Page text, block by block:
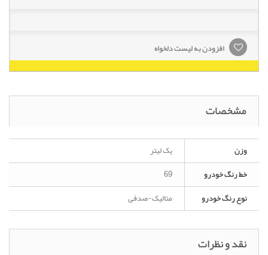
افزودن به لیست دلخواه
مشخصات
وزن
یک لیتر
خط رنگ خودرو
69
نوع رنگ خودرو
متالیک-صدفی
نقد و نظرات